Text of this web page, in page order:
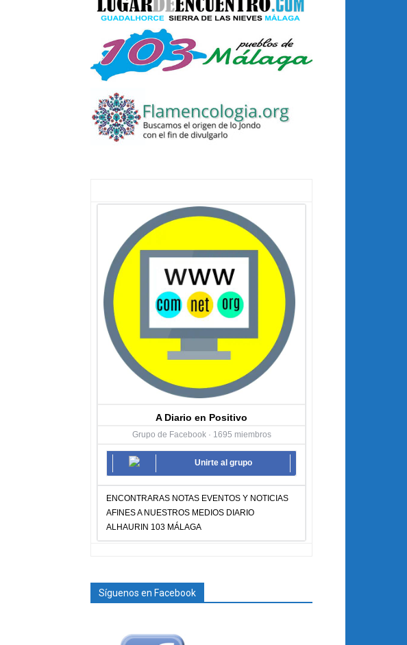
A Diario en Positivo
Grupo de Facebook · 1695 miembros
Unirte al grupo
ENCONTRARAS NOTAS EVENTOS Y NOTICIAS
AFINES A NUESTROS MEDIOS DIARIO
ALHAURIN 103 MÁLAGA
Síguenos en Facebook